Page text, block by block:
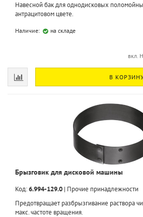
Навесной бак для однодисковых
антрацитовом цвете.
Наличие: на складе
вкл.
В
Брызговик для дисковой машины
Код:6.994-129.0 | Прочие принадлежности
Предотвращает разбрызгивание раствора
макс. частоте вращения.